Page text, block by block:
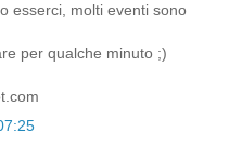
esserci, molti eventi sono
per qualche minuto ;)